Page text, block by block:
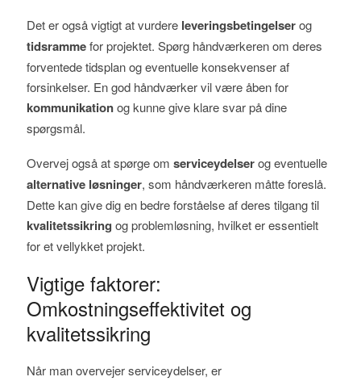
Det er også vigtigt at vurdere leveringsbetingelserog
tidsrammefor projektet. Spørg håndværkeren om deres
forventede tidsplan og eventuelle konsekvenser af
forsinkelser. En god håndværker vil være åben for
kommunikationog kunne give klare svar på dine
spørgsmål.
Overvej også at spørge om serviceydelserog eventuelle
alternative løsninger, som håndværkeren måtte foreslå.
Dette kan give dig en bedre forståelse af deres tilgang til
kvalitetssikring og problemløsning, hvilket er essentielt
for et vellykket projekt.
Vigtige faktorer:
Omkostningseffektivitet og
kvalitetssikring
Når man overvejer serviceydelser, er